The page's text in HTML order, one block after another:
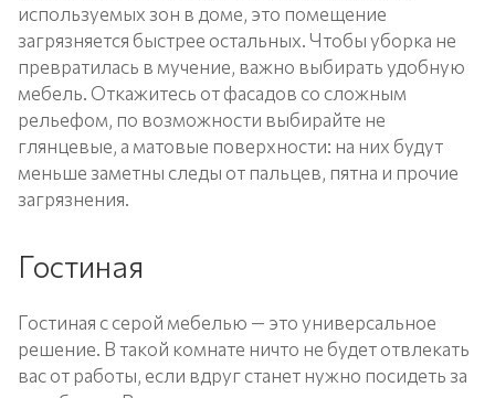
используемых зон в доме, это помещение
загрязняется быстрее остальных. Чтобы уборка не
превратилась в мучение, важно выбирать удобную
мебель. Откажитесь от фасадов со сложным
рельефом, по возможности выбирайте не
глянцевые, а матовые поверхности: на них будут
меньше заметны следы от пальцев, пятна и прочие
загрязнения.
Гостиная
Гостиная с серой мебелью — это универсальное
решение. В такой комнате ничто не будет отвлекать
вас от работы, если вдруг станет нужно посидеть за